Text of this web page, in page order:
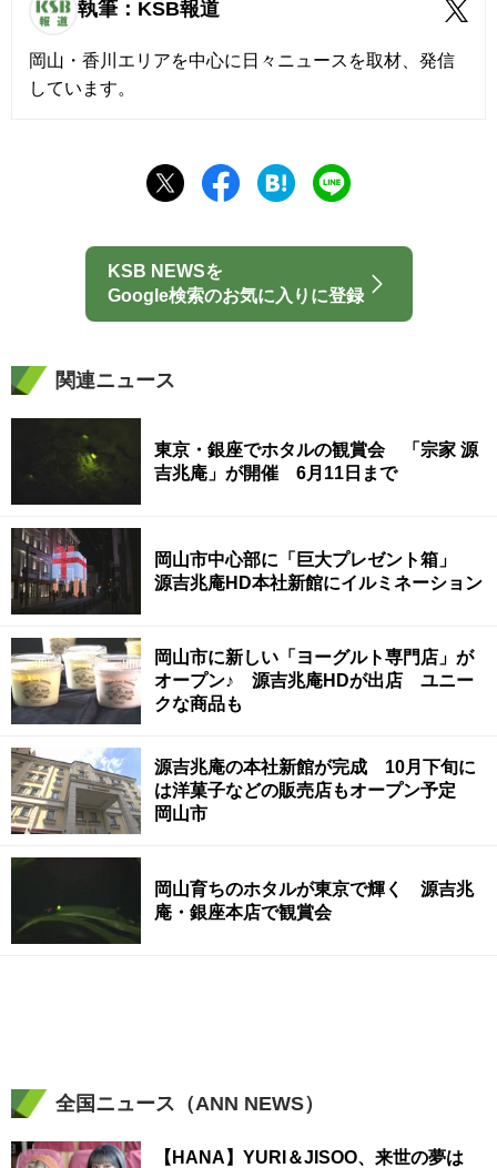
執筆：KSB報道
岡山・香川エリアを中心に日々ニュースを取材、発信
しています。
KSB NEWSを
Google検索のお気に入りに登録
関連ニュース
東京・銀座でホタルの観賞会 「宗家 源
吉兆庵」が開催 6月11日まで
岡山市中心部に「巨大プレゼント箱」
源吉兆庵HD本社新館にイルミネーション
岡山市に新しい「ヨーグルト専門店」が
オープン♪ 源吉兆庵HDが出店 ユニー
クな商品も
源吉兆庵の本社新館が完成 10月下旬に
は洋菓子などの販売店もオープン予定
岡山市
岡山育ちのホタルが東京で輝く 源吉兆
庵・銀座本店で観賞会
全国ニュース（ANN NEWS）
【HANA】YURI＆JISOO、来世の夢は